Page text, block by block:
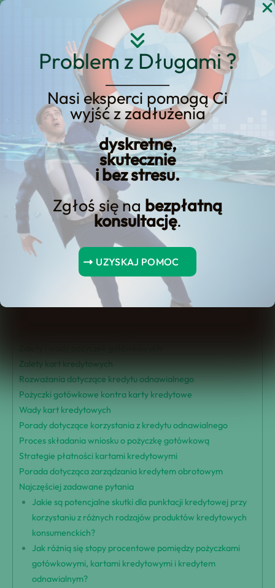
Problem z Długami ?
Nasi eksperci pomogą Ci
wyjść z zadłużenia
dyskretne,
skutecznie
i bez stresu.
Zgłoś się na bezpłatną
konsultację.
UZYSKAJ POMOC
Przejdź
Pożyczki gotówkowe,
karty kredytowe czy
kredyt odnawialny: który
jest najlepszy?
Spis Treści
Podsumowanie kluczowych punktów
Przegląd pożyczek gotówkowych
Użycie kart kredytowych
Zalety kart kredytowych
Rozważania dotyczące kredytu odnawialnego
Pożyczki gotówkowe kontra karty kredytowe
Wady kart kredytowych
Porady dotyczące korzystania z kredytu odnawialnego
Proces składania wniosku o pożyczkę gotówkową
Strategie płatności kartami kredytowymi
Porada dotycząca zarządzania kredytem obrotowym
Najczęściej zadawane pytania
Jakie są potencjalne skutki dla punktacji kredytowej przy
korzystaniu z różnych rodzajów produktów kredytowych
konsumenckich?
Jak różnią się stopy procentowe pomiędzy pożyczkami
gotówkowymi, kartami kredytowymi i kredytem
odnawialnym?